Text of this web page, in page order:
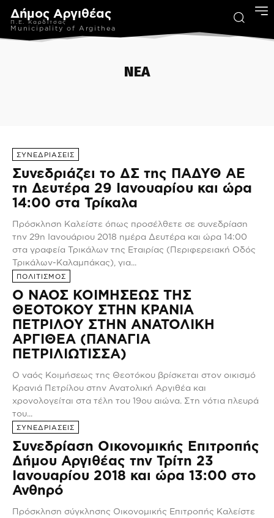
Δήμος Αργιθέας
Π.Ε. Καρδίτσας
Municipality of Argithea
ΝΕΑ
ΣΥΝΕΔΡΙΑΣΕΙΣ
Συνεδριάζει το ΔΣ της ΠΑΔΥΘ ΑΕ
τη Δευτέρα 29 Ιανουαρίου και ώρα
14:00 στα Τρίκαλα
Πρόσκληση Καλείστε όπως προσέλθετε σε συνεδρίαση
την 29η Ιανουάριου 2018 ημέρα Δευτέρα και ώρα 14:00
στα γραφεία Τρικάλων της Εταιρίας (Περιφε­ρειακή Οδός
Τρικάλων-Καλαμπάκας), για...
ΠΟΛΙΤΙΣΜΟΣ
Ο ΝΑΟΣ ΚΟΙΜΗΣΕΩΣ ΤΗΣ
ΘΕΟΤΟΚΟΥ ΣΤΗΝ ΚΡΑΝΙΑ
ΠΕΤΡΙΛΟΥ ΣΤΗΝ ΑΝΑΤΟΛΙΚΗ
ΑΡΓΙΘΕΑ (ΠΑΝΑΓΙΑ
ΠΕΤΡΙΛΙΩΤΙΣΣΑ)
Ο ναός Κοιμήσεως της Θεοτόκου βρίσκεται στον οικισμό
Κρανιά Πετρίλου στην Ανατολική Αργιθέα και
χρονολογείται στα τέλη του 19ου αιώνα. Στη νότια πλευρά
του...
ΣΥΝΕΔΡΙΑΣΕΙΣ
Συνεδρίαση Οικονομικής Επιτροπής
Δήμου Αργιθέας την Τρίτη 23
Ιανουαρίου 2018 και ώρα 13:00 στο
Ανθηρό
Πρόσκληση σύγκλησης Οικονομικής Επιτροπής Καλείστε